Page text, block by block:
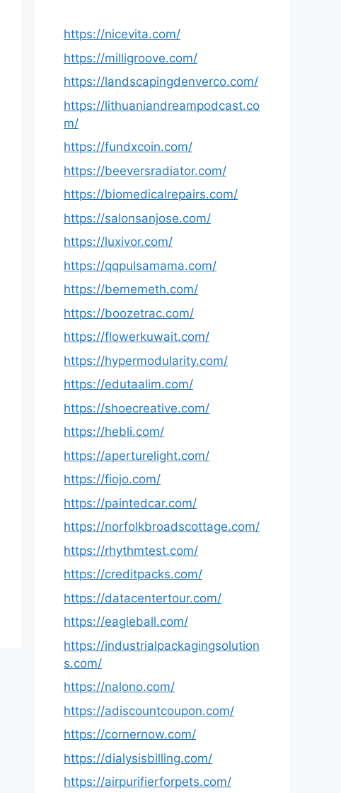
https://nicevita.com/
https://milligroove.com/
https://landscapingdenverco.com/
https://lithuaniandreampodcast.co
m/
https://fundxcoin.com/
https://beeversradiator.com/
https://biomedicalrepairs.com/
https://salonsanjose.com/
https://luxivor.com/
https://qqpulsamama.com/
https://bememeth.com/
https://boozetrac.com/
https://flowerkuwait.com/
https://hypermodularity.com/
https://edutaalim.com/
https://shoecreative.com/
https://hebli.com/
https://aperturelight.com/
https://fiojo.com/
https://paintedcar.com/
https://norfolkbroadscottage.com/
https://rhythmtest.com/
https://creditpacks.com/
https://datacentertour.com/
https://eagleball.com/
https://industrialpackagingsolution
s.com/
https://nalono.com/
https://adiscountcoupon.com/
https://cornernow.com/
https://dialysisbilling.com/
https://airpurifierforpets.com/